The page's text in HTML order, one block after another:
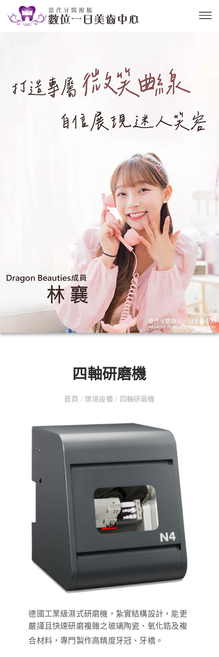
四軸研磨機
首頁 /環境設備 / 四軸研磨機
德國工業級濕式研磨機，紮實結構設計，能更
嚴謹且快速研磨複雜之玻璃陶瓷、氧化鋯及複
合材料，專門製作高精度牙冠、牙橋。